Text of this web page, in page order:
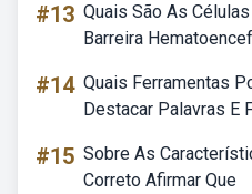
#13 Quais São As
Barreira
#14 Quais Ferramentas
Destacar Palavras E
#15 Sobre As
Correto Afirmar Que